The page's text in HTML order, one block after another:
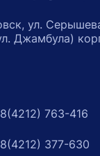
ул.
Джамбула)
8(4212) 763-416
8(4212) 377-630